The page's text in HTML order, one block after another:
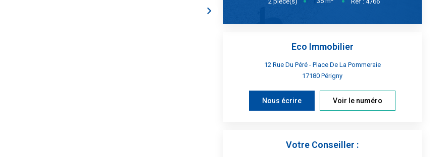
Eco Immobilier
12 Rue Du Péré - Place De La Pommeraie
17180Périgny
Nous écrire Voir le numéro
Votre Conseiller :